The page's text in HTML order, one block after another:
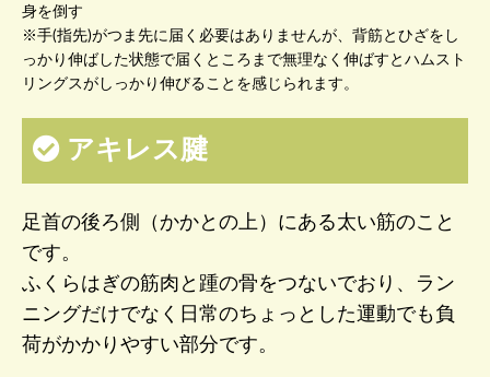
身を倒す
※手(指先)がつま先に届く必要はありませんが、背筋とひざをし
っかり伸ばした状態で届くところまで無理なく伸ばすとハムスト
リングスがしっかり伸びることを感じられます。
アキレス腱
足首の後ろ側（かかとの上）にある太い筋のこと
です。
ふくらはぎの筋肉と踵の骨をつないでおり、ラン
ニングだけでなく日常のちょっとした運動でも負
荷がかかりやすい部分です。